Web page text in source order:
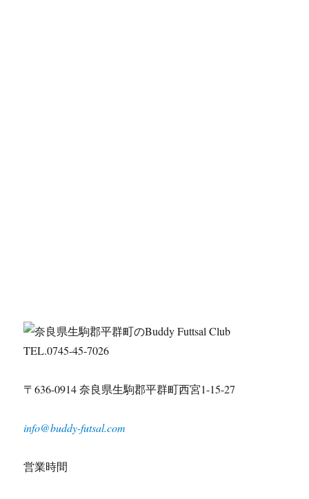
TEL.0745-45-7026
〒636-0914 奈良県生駒郡平群町西宮1-15-27
info@buddy-futsal.com
営業時間